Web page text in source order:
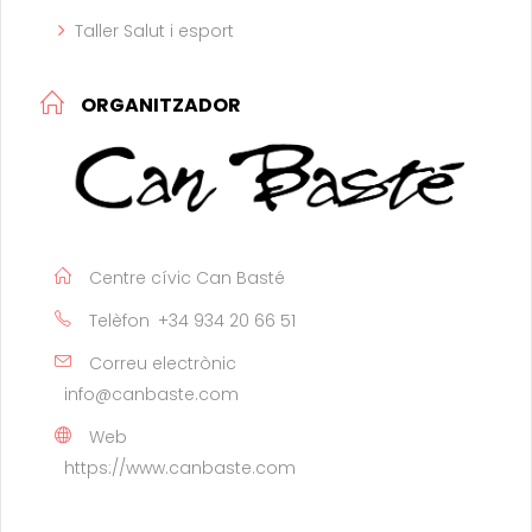
Taller Salut i esport
ORGANITZADOR
Centre cívic Can Basté
Telèfon +34 934 20 66 51
Correu electrònic
info@canbaste.com
Web
https://www.canbaste.com